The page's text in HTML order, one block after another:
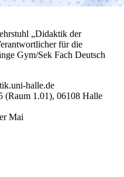
„Didaktik der
für die
Gym/Sek Fach Deutsch
halle.de
(Raum 1.01), 06108 Halle
Mai